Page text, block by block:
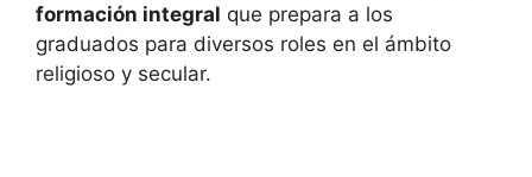
formación integral que prepara a los
graduados para diversos roles en el ámbito
religioso y secular.